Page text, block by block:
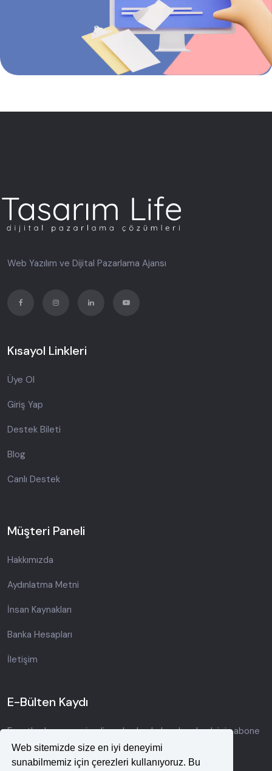
Web sitemizde size en iyi deneyimi
sunabilmemiz için çerezleri kullanıyoruz. Bu
Web Yazılım ve Dijital Pazarlama Ajansı
Kısayol Linkleri
Üye Ol
Giriş Yap
Destek Bileti
Blog
Canlı Destek
Müşteri Paneli
Hakkımızda
Aydınlatma Metni
İnsan Kaynakları
Banka Hesapları
İletişim
E-Bülten Kaydı
Fırsatlardan ve yeni gelişmelerden haberdar olmak için abone
olun.